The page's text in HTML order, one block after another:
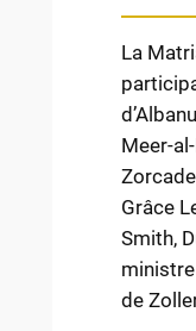
La
Meer-
Grâce
Smith,
ministre
de